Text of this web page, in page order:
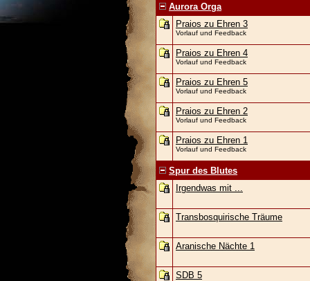
Aurora Orga
Praios zu Ehren 3
Vorlauf und Feedback
Praios zu Ehren 4
Vorlauf und Feedback
Praios zu Ehren 5
Vorlauf und Feedback
Praios zu Ehren 2
Vorlauf und Feedback
Praios zu Ehren 1
Vorlauf und Feedback
Spur des Blutes
Irgendwas mit ...
Transbosquirische Träume
Aranische Nächte 1
SDB 5